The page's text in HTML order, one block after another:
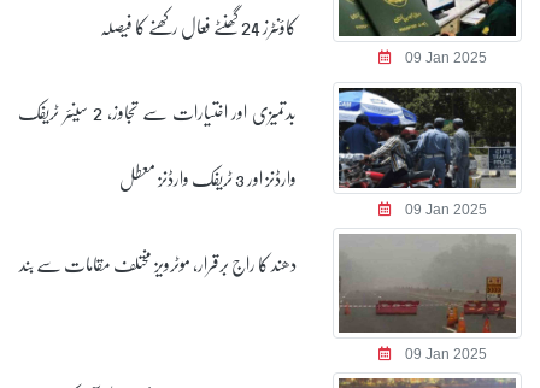
09 Jan 2025
کاؤنٹرز 24 گھنٹے فعال رکھنے کا فیصلہ
09 Jan 2025
بدتمیزی اور اختیارات سے تجاوز، 2 سینئر ٹریفک
وارڈنز اور 3 ٹریفک وارڈنز معطل
09 Jan 2025
دھند کا راج برقرار، موٹرویز مختلف مقامات سے بند